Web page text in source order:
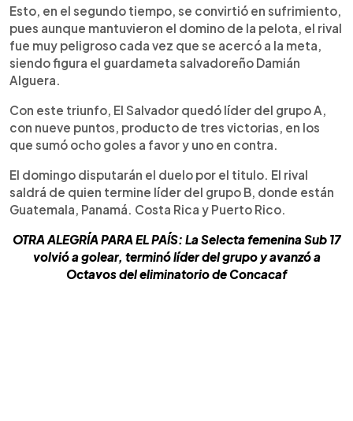
Esto, en el segundo tiempo, se convirtió en sufrimiento,
pues aunque mantuvieron el domino de la pelota, el rival
fue muy peligroso cada vez que se acercó a la meta,
siendo figura el guardameta salvadoreño Damián
Alguera.
Con este triunfo, El Salvador quedó líder del grupo A,
con nueve puntos, producto de tres victorias, en los
que sumó ocho goles a favor y uno en contra.
El domingo disputarán el duelo por el titulo. El rival
saldrá de quien termine líder del grupo B, donde están
Guatemala, Panamá. Costa Rica y Puerto Rico.
OTRA ALEGRÍA PARA EL PAÍS: La Selecta femenina Sub 17
volvió a golear, terminó líder del grupo y avanzó a
Octavos del eliminatorio de Concacaf